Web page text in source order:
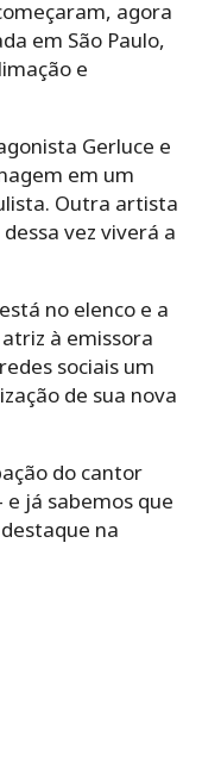
agora
em São Paulo,
e
Gerluce e
em um
Outra artista
vez viverá a
no elenco e a
à emissora
sociais um
de sua nova
do cantor
e já sabemos que
na